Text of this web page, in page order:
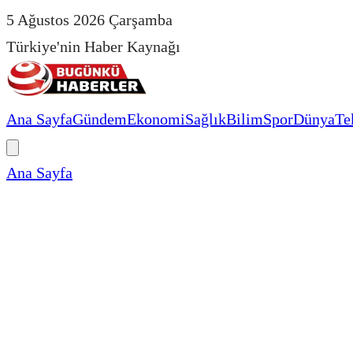
5 Ağustos 2026 Çarşamba
Türkiye'nin Haber Kaynağı
Ana SayfaGündemEkonomiSağlıkBilimSporDünya
Ana Sayfa